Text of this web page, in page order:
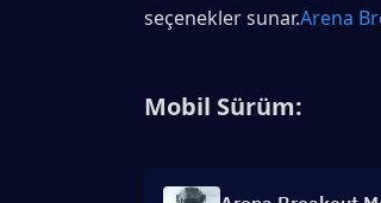
seçenekler sunar.Arena
Mobil Sürüm: